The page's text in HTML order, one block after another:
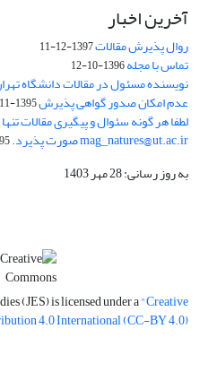
آخرین اخبار
روال پذیرش مقالات1397-12-11
تماس با مجله1396-10-12
نویسنده مسئول در مقالات دانشگاه
عدم امکان صدور گواهی پذیرش1395-11-21
لطفا هر گونه سئوال و پیگیری مقالات
mag_natures@ut.ac.ir صورت پذیرد. 27
به روز رسانی: 28 مهر 1403
(JES) is licensed under a"Creative
4.0 International (CC-BY 4.0)"